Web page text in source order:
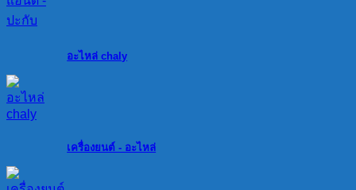
อะไหล่ chaly
เครื่องยนต์ - อะไหล่